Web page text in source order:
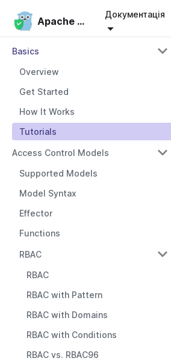
Apache Casbin
Документація
Apache Casbin
Basics
Overview
Get Started
How It Works
Tutorials
Access Control Models
Supported Models
Model Syntax
Effector
Functions
RBAC
RBAC
RBAC with Pattern
RBAC with Domains
RBAC with Conditions
RBAC vs. RBAC96